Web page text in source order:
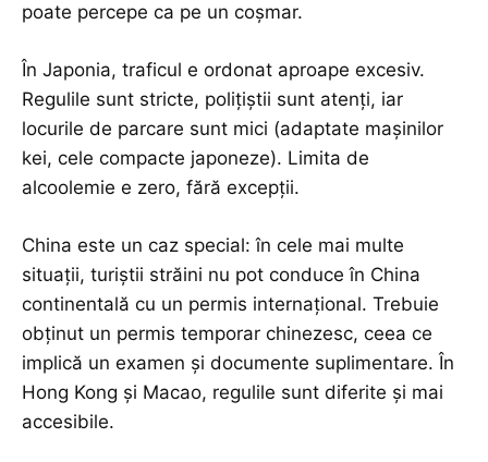
poate percepe ca pe un coșmar.
În Japonia, traficul e ordonat aproape excesiv.
Regulile sunt stricte, polițiștii sunt atenți, iar
locurile de parcare sunt mici (adaptate mașinilor
kei, cele compacte japoneze). Limita de
alcoolemie e zero, fără excepții.
China este un caz special: în cele mai multe
situații, turiștii străini nu pot conduce în China
continentală cu un permis internațional. Trebuie
obținut un permis temporar chinezesc, ceea ce
implică un examen și documente suplimentare. În
Hong Kong și Macao, regulile sunt diferite și mai
accesibile.